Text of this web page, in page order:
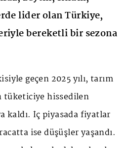
lider olan Türkiye,
bereketli bir sezona
geçen 2025 yılı, tarım
tüketiciye hissedilen
kaldı. İç piyasada fiyatlar
ise düşüşler yaşandı.